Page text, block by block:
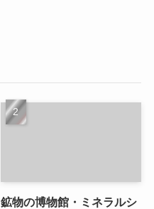
鉱物の博物館・ミネラルシ